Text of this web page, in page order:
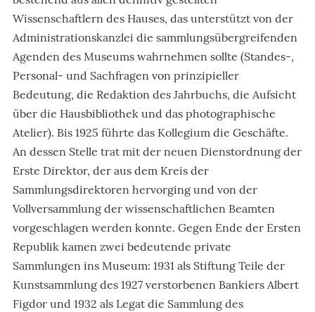
Wissenschaftlern des Hauses, das unterstützt von der
Administrationskanzlei die sammlungsübergreifenden
Agenden des Museums wahrnehmen sollte (Standes-,
Personal- und Sachfragen von prinzipieller
Bedeutung, die Redaktion des Jahrbuchs, die Aufsicht
über die Hausbibliothek und das photographische
Atelier). Bis 1925 führte das Kollegium die Geschäfte.
An dessen Stelle trat mit der neuen Dienstordnung der
Erste Direktor, der aus dem Kreis der
Sammlungsdirektoren hervorging und von der
Vollversammlung der wissenschaftlichen Beamten
vorgeschlagen werden konnte. Gegen Ende der Ersten
Republik kamen zwei bedeutende private
Sammlungen ins Museum: 1931 als Stiftung Teile der
Kunstsammlung des 1927 verstorbenen Bankiers Albert
Figdor und 1932 als Legat die Sammlung des